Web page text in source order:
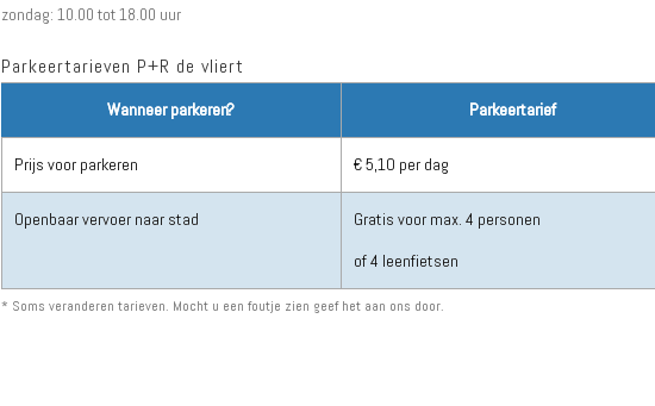
zondag: 10.00 tot 18.00 uur
Parkeertarieven P+R de vliert
Wanneer parkeren? Parkeertarief
Prijs voor parkeren € 5,10 per dag
Openbaar vervoer naar stad
Gratis voor max. 4 personen
of 4 leenfietsen
* Soms veranderen tarieven. Mocht u een foutje zien geef het aan ons door.